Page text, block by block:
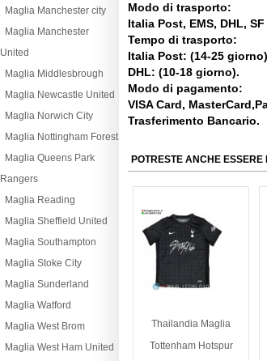
Maglia Manchester city
Maglia Manchester
United
Maglia Middlesbrough
Maglia Newcastle United
Maglia Norwich City
Maglia Nottingham Forest
Maglia Queens Park
Rangers
Maglia Reading
Maglia Sheffield United
Maglia Southampton
Maglia Stoke City
Maglia Sunderland
Maglia Watford
Maglia West Brom
Maglia West Ham United
Modo di trasporto:
Italia Post, EMS, DHL,
Tempo di trasporto:
Italia Post: (14-25
DHL: (10-18 giorno).
Modo di pagamento:
VISA Card,
Trasferimento Bancario.
POTRESTE ANCHE ESSERE
Thailandia Maglia
Tottenham Hotspur